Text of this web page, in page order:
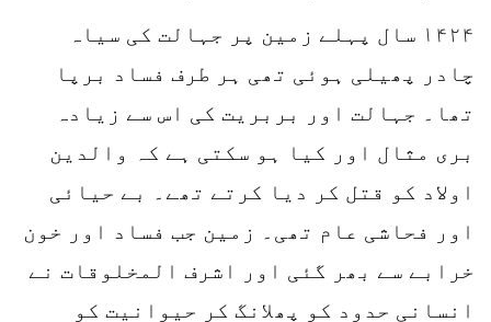
۱۴۲۴ سال پہلے زمین پر جہالت کی سیاہ
چادر پھیلی ہوئی تھی ہر طرف فساد برپا
تھا۔ جہالت اور بربریت کی اس سے زیادہ
بری مثال اور کیا ہو سکتی ہے کہ والدین
اولاد کو قتل کر دیا کرتے تھے۔ بے حیائی
اور فحاشی عام تھی۔ زمین جب فساد اور خون
خرابے سے بھر گئی اور اشرف المخلوقات نے
انسانی حدود کو پھلانگ کر حیوانیت کو